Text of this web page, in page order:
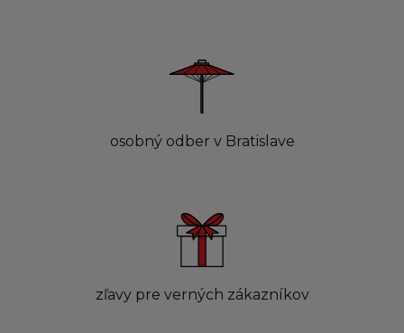
osobný odber v Bratislave
zľavy pre verných zákazníkov